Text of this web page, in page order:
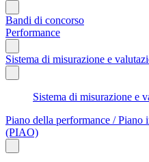
Bandi di concorso
Performance
Sistema di misurazione e
Sistema di misurazione e
Piano della performance / Piano
(PIAO)